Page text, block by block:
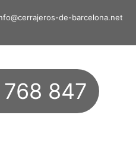
de-barcelona.net
768 847